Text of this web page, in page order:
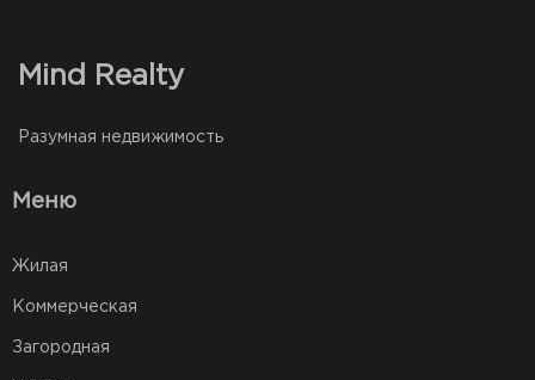
Mind Realty
Разумная недвижимость
Меню
Жилая
Коммерческая
Загородная